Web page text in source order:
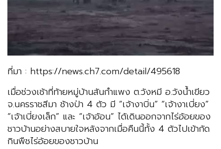
ที่มา : https://news.ch7.com/detail/495618
เมื่อช่วงเช้าที่ท้ายหมู่บ้านสันกำแพง ต.วังหมี อ.วังน้ำเขียว
จ.นครราชสีมา ช้างป่า 4 ตัว มี “เจ้างาบิ่น” “เจ้างาเบี่ยง”
“เจ้าเบี่ยงเล็ก” และ “เจ้าอ้อน” ได้เดินออกจากไร่อ้อยของ
ชาวบ้านอย่างสบายใจหลังจากเมื่อคืนนี้ทั้ง 4 ตัวไปเข้ากัด
กินพืชไร่อ้อยของชาวบ้าน